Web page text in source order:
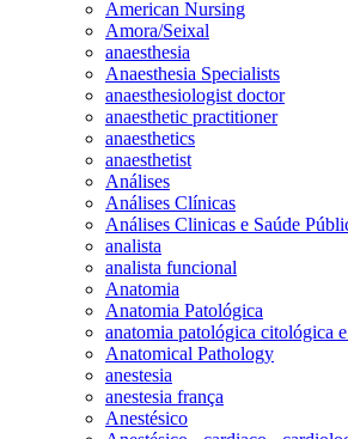
American Nursing
Amora/Seixal
anaesthesia
Anaesthesia Specialists
anaesthesiologist doctor
anaesthetic practitioner
anaesthetics
anaesthetist
Análises
Análises Clínicas
Análises Clinicas e Saúde
analista
analista funcional
Anatomia
Anatomia Patológica
anatomia patológica citológica
Anatomical Pathology
anestesia
anestesia frança
Anestésico